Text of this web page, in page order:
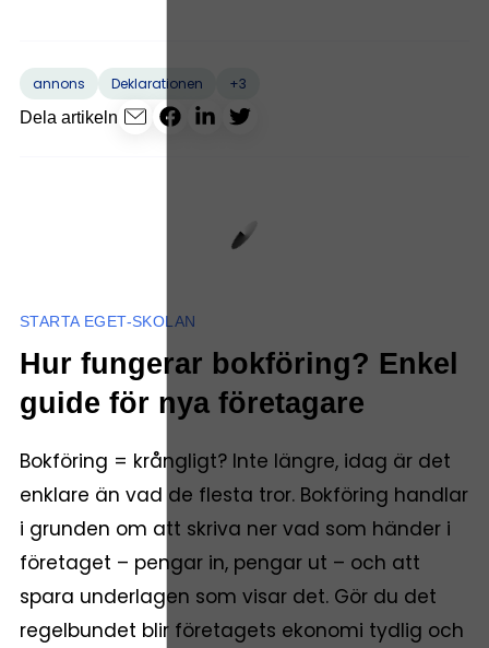
annons Deklarationen
+3
Dela artikeln
STARTA EGET-SKOLAN
Hur fungerar bokföring? Enkel
guide för nya företagare
Bokföring = krångligt? Inte längre, idag är det
enklare än vad de flesta tror. Bokföring handlar
i grunden om att skriva ner vad som händer i
företaget – pengar in, pengar ut – och att
spara underlagen som visar det. Gör du det
regelbundet blir företagets ekonomi tydlig och